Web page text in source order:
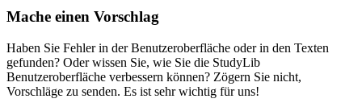
Mache einen Vorschlag
Haben Sie Fehler in der Benutzeroberfläche oder in den Texten
gefunden? Oder wissen Sie, wie Sie die StudyLib
Benutzeroberfläche verbessern können? Zögern Sie nicht,
Vorschläge zu senden. Es ist sehr wichtig für uns!